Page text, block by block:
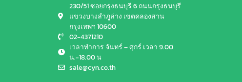
230/51 ซอยกรุงธนบุรี 6 ถนนกรุงธนบุรี
แขวงบางลำภูล่าง เขตคลองสาน
กรุงเทพฯ 10600
02-4371210
เวลาทำการ จันทร์ – ศุกร์ เวลา 9.00
น.-18.00 น
sale@cyn.co.th